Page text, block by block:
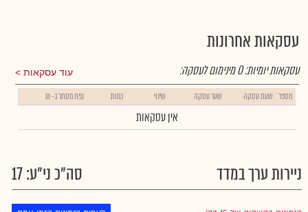
עסקאות אחרונות
עוד עסקאות עסקאות יומיות:0מינימום לעסקה:
מספר שעת עסקה שער עסקה שינוי כמות נפח מסחר ב- ₪
אין עסקאות
ניירות ערך במדד סה"כ ני"ע: 17